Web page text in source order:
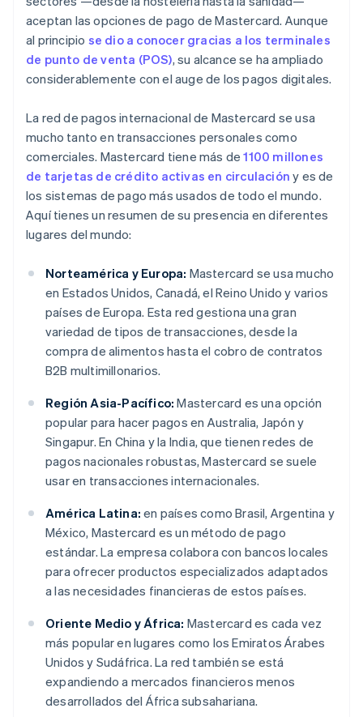
aceptan las opciones de pago de Mastercard. Aunque
al principio se dio a conocer gracias a los terminales
de punto de venta (POS), su alcance se ha ampliado
considerablemente con el auge de los pagos digitales.
La red de pagos internacional de Mastercard se usa
mucho tanto en transacciones personales como
comerciales. Mastercard tiene más de1100 millones
de tarjetas de crédito activas en circulación y es de
los sistemas de pago más usados de todo el mundo.
Aquí tienes un resumen de su presencia en diferentes
lugares del mundo:
Norteamérica y Europa: Mastercard se usa mucho
en Estados Unidos, Canadá, el Reino Unido y varios
países de Europa. Esta red gestiona una gran
variedad de tipos de transacciones, desde la
compra de alimentos hasta el cobro de contratos
B2B multimillonarios.
Región Asia-Pacífico: Mastercard es una opción
popular para hacer pagos en Australia, Japón y
Singapur. En China y la India, que tienen redes de
pagos nacionales robustas, Mastercard se suele
usar en transacciones internacionales.
América Latina: en países como Brasil, Argentina y
México, Mastercard es un método de pago
estándar. La empresa colabora con bancos locales
para ofrecer productos especializados adaptados
a las necesidades financieras de estos países.
Oriente Medio y África: Mastercard es cada vez
más popular en lugares como los Emiratos Árabes
Unidos y Sudáfrica. La red también se está
expandiendo a mercados financieros menos
desarrollados del África subsahariana.